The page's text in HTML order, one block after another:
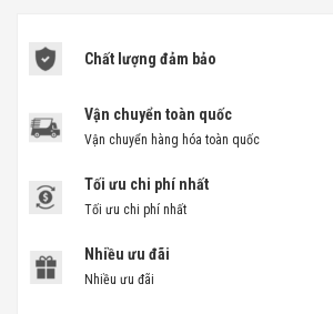
Chất lượng đảm bảo
Vận chuyển toàn quốc
Vận chuyển hàng hóa toàn quốc
Tối ưu chi phí nhất
Tối ưu chi phí nhất
Nhiều ưu đãi
Nhiều ưu đãi